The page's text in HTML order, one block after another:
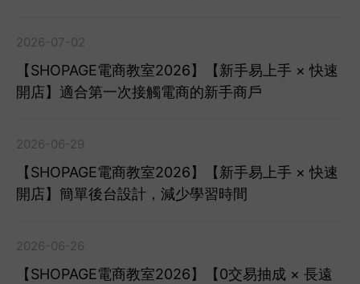
2026-07-02
【SHOPAGE電商教室2026】【新手易上手 × 快速
開店】適合第一次接觸電商的新手商戶
2026-06-29
【SHOPAGE電商教室2026】【新手易上手 × 快速
開店】簡單後台設計，減少學習時間
2026-06-26
【SHOPAGE電商教室2026】【0交易抽成 × 長遠